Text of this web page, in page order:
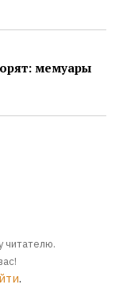
мемуары
читателю.
.